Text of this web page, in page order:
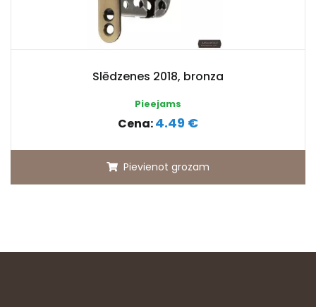
Slēdzenes 2018, bronza
Pieejams
Cena:4.49 €
Pievienot grozam